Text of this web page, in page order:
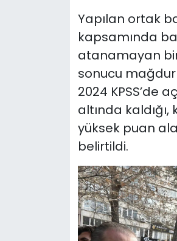
Yapılan ortak
kapsamında
atanamayan
sonucu mağdur
2024 KPSS’de
altında
yüksek puan
belirtildi.